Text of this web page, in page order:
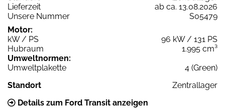
Lieferzeit
ab ca. 13.08.2026
Unsere Nummer
S05479
Motor:
kW / PS
96 kW / 131 PS
Hubraum
1.995 cm³
Umweltnormen:
Umweltplakette
4 (Green)
Standort
Zentrallager
Details zum Ford Transit anzeigen